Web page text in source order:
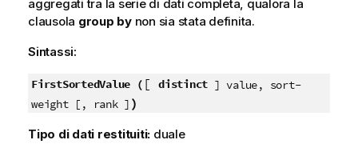
aggregati tra la serie di dati completa, qualora la
clausola group bynon sia stata definita.
Sintassi:
FirstSortedValue ( [ distinct ] value, sort-
weight [, rank ] )
Tipo di dati restituiti: duale